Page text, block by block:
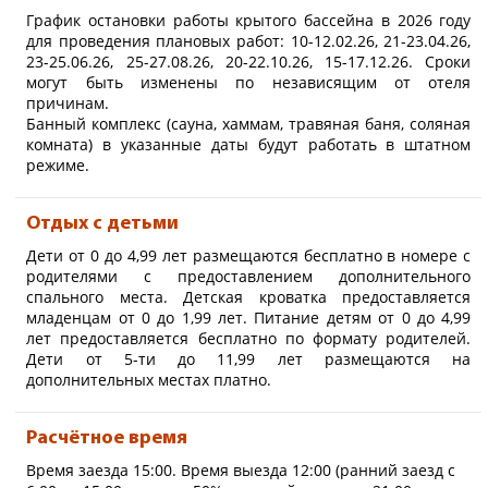
При размещении в отеле от 14-ти
дней и более: бутылка
шампанского и фрукты.
моря» на века прославил
свой родной город
Феодосию, красоту Черного
моря и героическую историю
русского флота.
Подарки от отеля
При заезде: шампанское, фрукты
и ассорти сыров.
Ежедневно: фрукты и
минеральная вода.
дней: бутылка крымского вина и
трюфели с ягодами.
дней и более: бутылка
шампанского и фрукты.
максимум 4 взрослых +
максимум 2 ребенка.
Также можно разместить 1-го
ребенка до 12-ти лет.
Апартамент назван в честь
основоположника русского
виноделия в Крыму и
производства шампанских
1915). Среди его наследия -
всемирно известное
производственное
объединение «Массандра» в
Ялте и завод шампанских вин
«Новый Свет» под Судаком.
Подарки от отеля
При заезде: шампанское, фрукты
и ассорти сыров.
Ежедневно: фрукты и
минеральная вода.
трюфели с ягодами.
дней и более: бутылка
обеденным столом на 8 персон,
барной стойкой, кухней,
столовой и гардеробной
комнатой. Номер расположена
на 4-м этаже гостиницы
«Ореанда». Может быть
объединен с Люксом Премьер в
шестикомнатные апартаменты с
видом на море.
до 5 взрослых - без детей
максимум 4 взрослых +
максимум 3 ребенка.
Также можно разместить 1-го
ребенка до 12-ти лет.
Апартамент назван в честь
Императрицы Екатерины II
Великой (1729-1796). Период
качестве ведущей державы и
считается «золотым веком».
8 апреля 1783 года ею был
подписан Манифест о
График остановки работы крытого бассейна в 2026 году
для проведения плановых работ: 10-12.02.26, 21-23.04.26,
23-25.06.26, 25-27.08.26, 20-22.10.26, 15-17.12.26. Сроки
могут быть изменены по независящим от отеля
причинам.
Банный комплекс (сауна, хаммам, травяная баня, соляная
комната) в указанные даты будут работать в штатном
режиме.
Отдых с детьми
Дети от 0 до 4,99 лет размещаются бесплатно в номере с
родителями с предоставлением дополнительного
спального места. Детская кроватка предоставляется
младенцам от 0 до 1,99 лет. Питание детям от 0 до 4,99
лет предоставляется бесплатно по формату родителей.
Дети от 5-ти до 11,99 лет размещаются на
дополнительных местах платно.
Расчётное время
Время заезда 15:00. Время выезда 12:00 (ранний заезд с